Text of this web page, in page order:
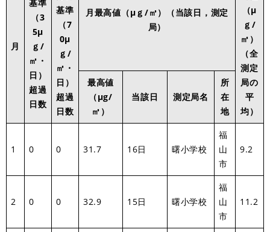
月
基準
（3
5μ
ｇ/
㎥・
日）
超過
日数
基準
（7
0μ
ｇ/
㎥・
日）
超過
日数
月最高値（μｇ/㎥）（当該日，測定
局）
（μ
ｇ/
㎥）
（全
測定
局の
平
均）
最高値
（μg/
㎥）
当該日 測定局名
所
在
地
1 0 0 31.7 16日 曙小学校
福
山
市
9.2
2 0 0 32.9 15日 曙小学校
福
山
市
11.2